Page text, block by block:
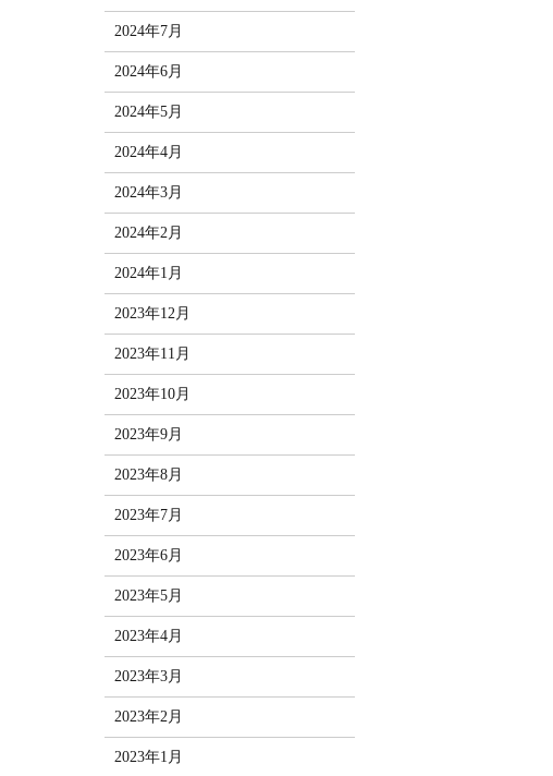
2024年7月
2024年6月
2024年5月
2024年4月
2024年3月
2024年2月
2024年1月
2023年12月
2023年11月
2023年10月
2023年9月
2023年8月
2023年7月
2023年6月
2023年5月
2023年4月
2023年3月
2023年2月
2023年1月